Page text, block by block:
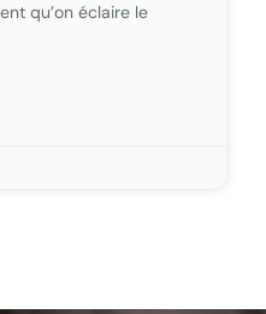
qu’on éclaire le